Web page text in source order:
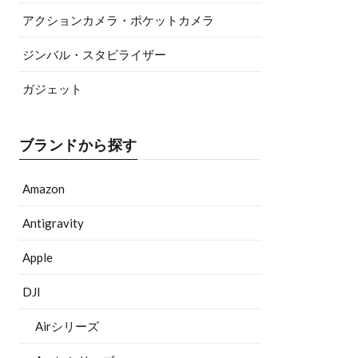
アクションカメラ・ポケットカメラ
ジンバル・スタビライザー
ガジェット
ブランドから探す
Amazon
Antigravity
Apple
DJI
Airシリーズ